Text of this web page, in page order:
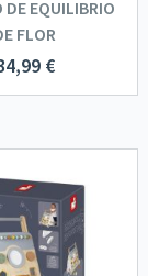
DE EQUILIBRIO
FLOR
€